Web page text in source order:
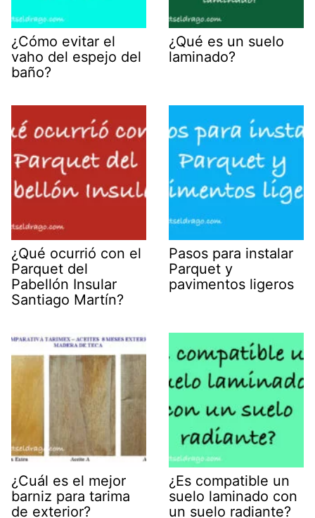
¿Cómo evitar el
vaho del espejo del
baño?
¿Qué es un suelo
laminado?
¿Qué ocurrió con el
Parquet del
Pabellón Insular
Santiago Martín?
Pasos para instalar
Parquet y
pavimentos ligeros
¿Cuál es el mejor
barniz para tarima
de exterior?
¿Es compatible un
suelo laminado con
un suelo radiante?